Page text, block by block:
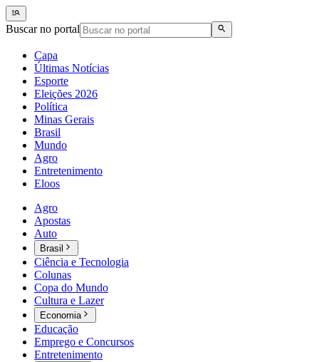
Buscar no portal
Capa
Últimas Notícias
Esporte
Eleições 2026
Política
Minas Gerais
Brasil
Mundo
Agro
Entretenimento
Eloos
Agro
Apostas
Auto
Brasil
Ciência e Tecnologia
Colunas
Copa do Mundo
Cultura e Lazer
Economia
Educação
Emprego e Concursos
Entretenimento